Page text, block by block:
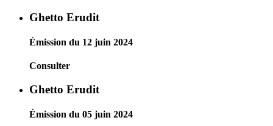
Ghetto Erudit
Émission du 12 juin 2024
Consulter
Ghetto Erudit
Émission du 05 juin 2024